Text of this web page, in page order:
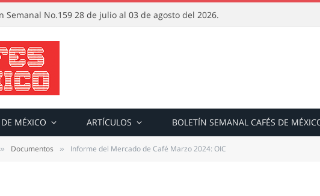
Semanal No.159 28 de julio al 03 de agosto del 2026.
MÉXICO ARTÍCULOS BOLETÍN SEMANAL CAFÉS DE
» Documentos » Informe del Mercado de Café Marzo 2024: OIC